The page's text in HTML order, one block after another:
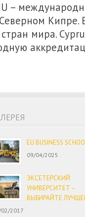
–
Кипре.
мира.
EU BUSINESS
09/04/2025
ЭКСЕТЕРСКИЙ
УНИВЕРСИТЕТ –
ВЫБИРАЙТЕ
2017